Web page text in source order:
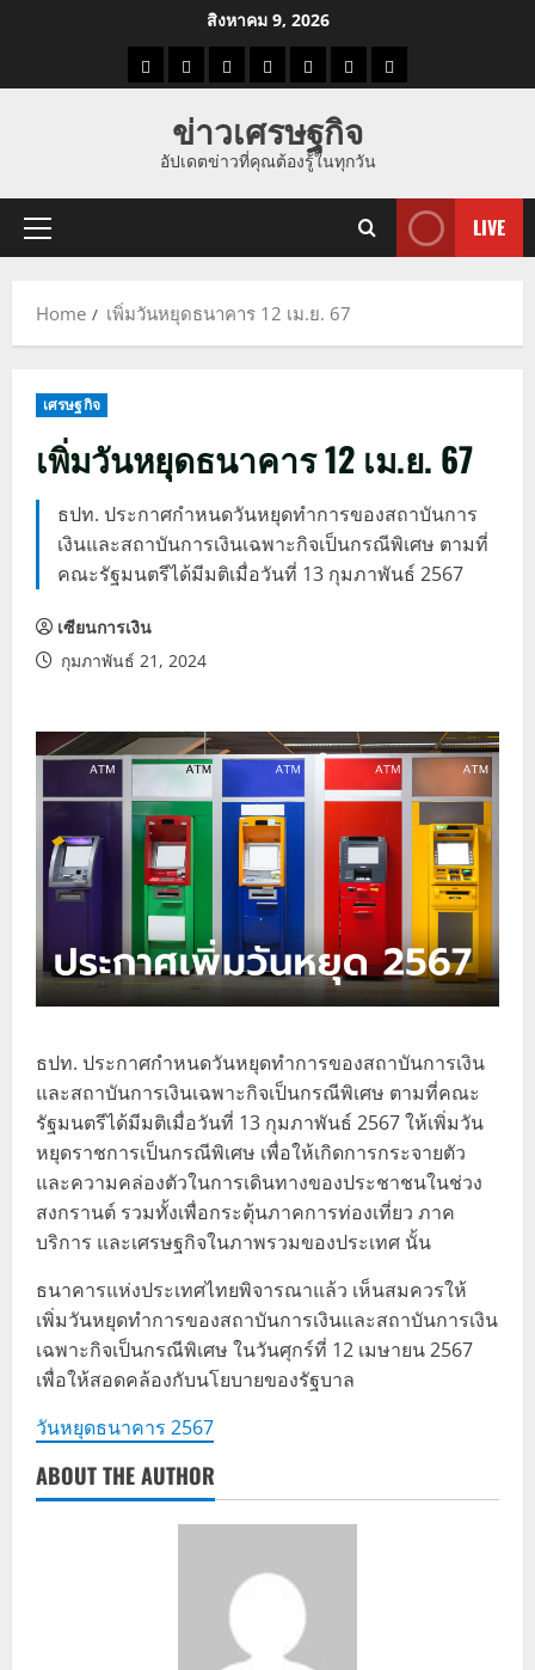
สิงหาคม 9, 2026
ราคาแนว
ราคา
ทอง
ข่าว
นี้
ข่าว
ดูด
ที่
ผู้ชาย
ข่าวเศรษฐกิจ
อัปเดตข่าวที่คุณต้องรู้ในทุกวัน
Primary
LIVE
Home เพิ่มวันหยุดธนาคาร 12 เม.ย. 67
เศรษฐกิจ
เพิ่มวันหยุดธนาคาร 12 เม.ย. 67
ธปท. ประกาศกำหนดวันหยุดทำการของสถาบันการ
เงินและสถาบันการเงินเฉพาะกิจเป็นกรณีพิเศษ ตามที่
คณะรัฐมนตรีได้มีมติเมื่อวันที่ 13 กุมภาพันธ์ 2567
เซียนการเงิน
กุมภาพันธ์ 21, 2024
ธปท. ประกาศกำหนดวันหยุดทำการของสถาบันการเงิน
และสถาบันการเงินเฉพาะกิจเป็นกรณีพิเศษ ตามที่คณะ
รัฐมนตรีได้มีมติเมื่อวันที่ 13 กุมภาพันธ์ 2567 ให้เพิ่มวัน
หยุดราชการเป็นกรณีพิเศษ เพื่อให้เกิดการกระจายตัว
และความคล่องตัวในการเดินทางของประชาชนในช่วง
สงกรานต์ รวมทั้งเพื่อกระตุ้นภาคการท่องเที่ยว ภาค
บริการ และเศรษฐกิจในภาพรวมของประเทศ นั้น
ธนาคารแห่งประเทศไทยพิจารณาแล้ว เห็นสมควรให้
เพิ่มวันหยุดทำการของสถาบันการเงินและสถาบันการเงิน
เฉพาะกิจเป็นกรณีพิเศษ ในวันศุกร์ที่ 12 เมษายน 2567
เพื่อให้สอดคล้องกับนโยบายของรัฐบาล
วันหยุดธนาคาร 2567
ABOUT THE AUTHOR